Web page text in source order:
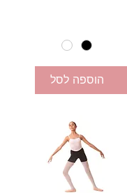
הוספה לסל